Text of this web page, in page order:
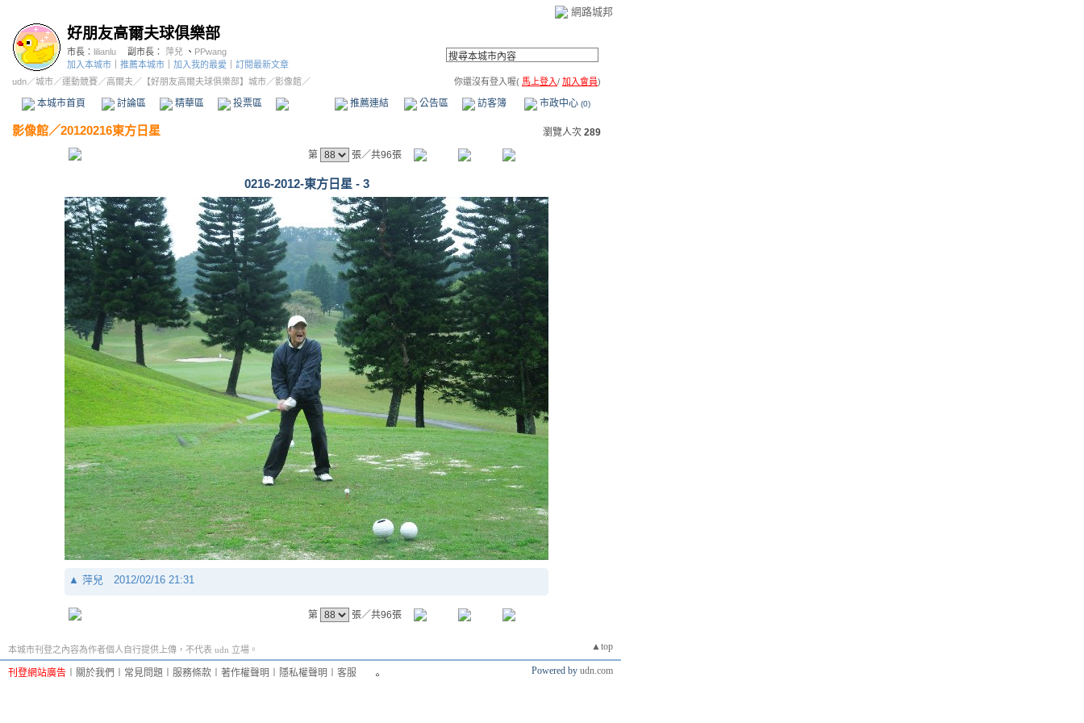
網路城邦
好朋友高爾夫球俱樂部
市長： lilianlu 副市長： 萍兒 、 PPwang
加入本城市
推薦本城市 加入我的最愛
訂閱最新文章
udn／城市／運動競賽／高爾夫／ 【好朋友高爾夫球俱樂部】城市／影像館／ 你還沒有登入喔( 馬上登入/ 加入會員)
本城市首頁 討論區 精華區 投票區 影像館 推薦連結 公告區 訪客簿 市政中心 (0)
影像館／20120216東方日星 瀏覽人次 289
第
張／共96張
0216-2012-東方日星 - 3
▲ 萍兒 2012/02/16 21:31
第 張／共96張
▲top
本城市刊登之內容為作者個人自行提供上傳，不代表 udn 立場。
刊登網站廣告 關於我們 常見問題 服務條款 著作權聲明 隱私權聲明 客服 Powered by udn.com